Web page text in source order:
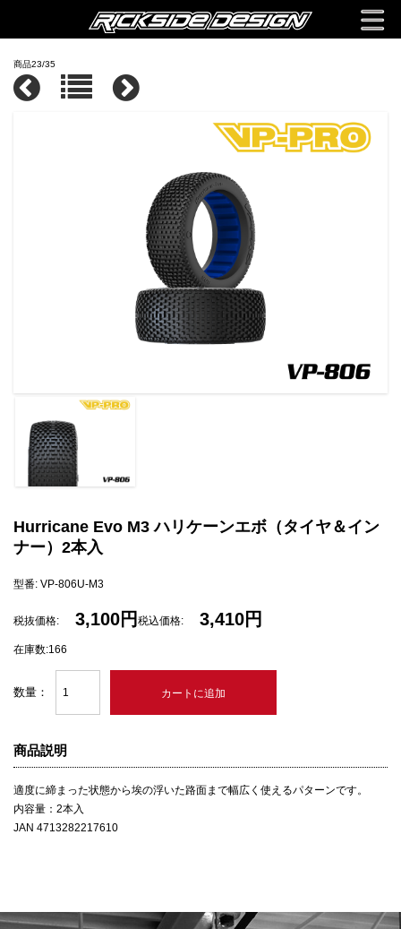
商品23/35
Hurricane Evo M3 ハリケーンエボ（タイヤ＆イン
ナー）2本入
型番: VP-806U-M3
税抜価格: 3,100円 税込価格: 3,410円
在庫数:166
数量：
商品説明
適度に締まった状態から埃の浮いた路面まで幅広く使えるパターンです。
内容量：2本入
JAN 4713282217610